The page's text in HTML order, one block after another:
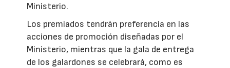
Ministerio.
Los premiados tendrán preferencia en las
acciones de promoción diseñadas por el
Ministerio, mientras que la gala de entrega
de los galardones se celebrará, como es